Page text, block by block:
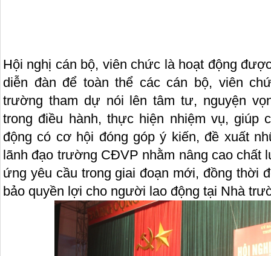
Hội nghị cán bộ, viên chức là hoạt động
diễn đàn để toàn thể các cán bộ, viên
trường tham dự nói lên tâm tư, nguyện
trong điều hành, thực hiện nhiệm vụ, giúp
động có cơ hội đóng góp ý kiến, đề xuất
lãnh đạo trường CĐVP nhằm nâng cao chất
ứng yêu cầu trong giai đoạn mới, đồng thời
bảo quyền lợi cho người lao động tại Nhà